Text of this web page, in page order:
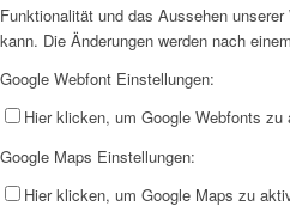
Funktionalität und das Aussehen
kann. Die Änderungen werden nach
Google Webfont Einstellungen:
Hier klicken, um Google Webfonts
Google Maps Einstellungen:
Hier klicken, um Google Maps zu